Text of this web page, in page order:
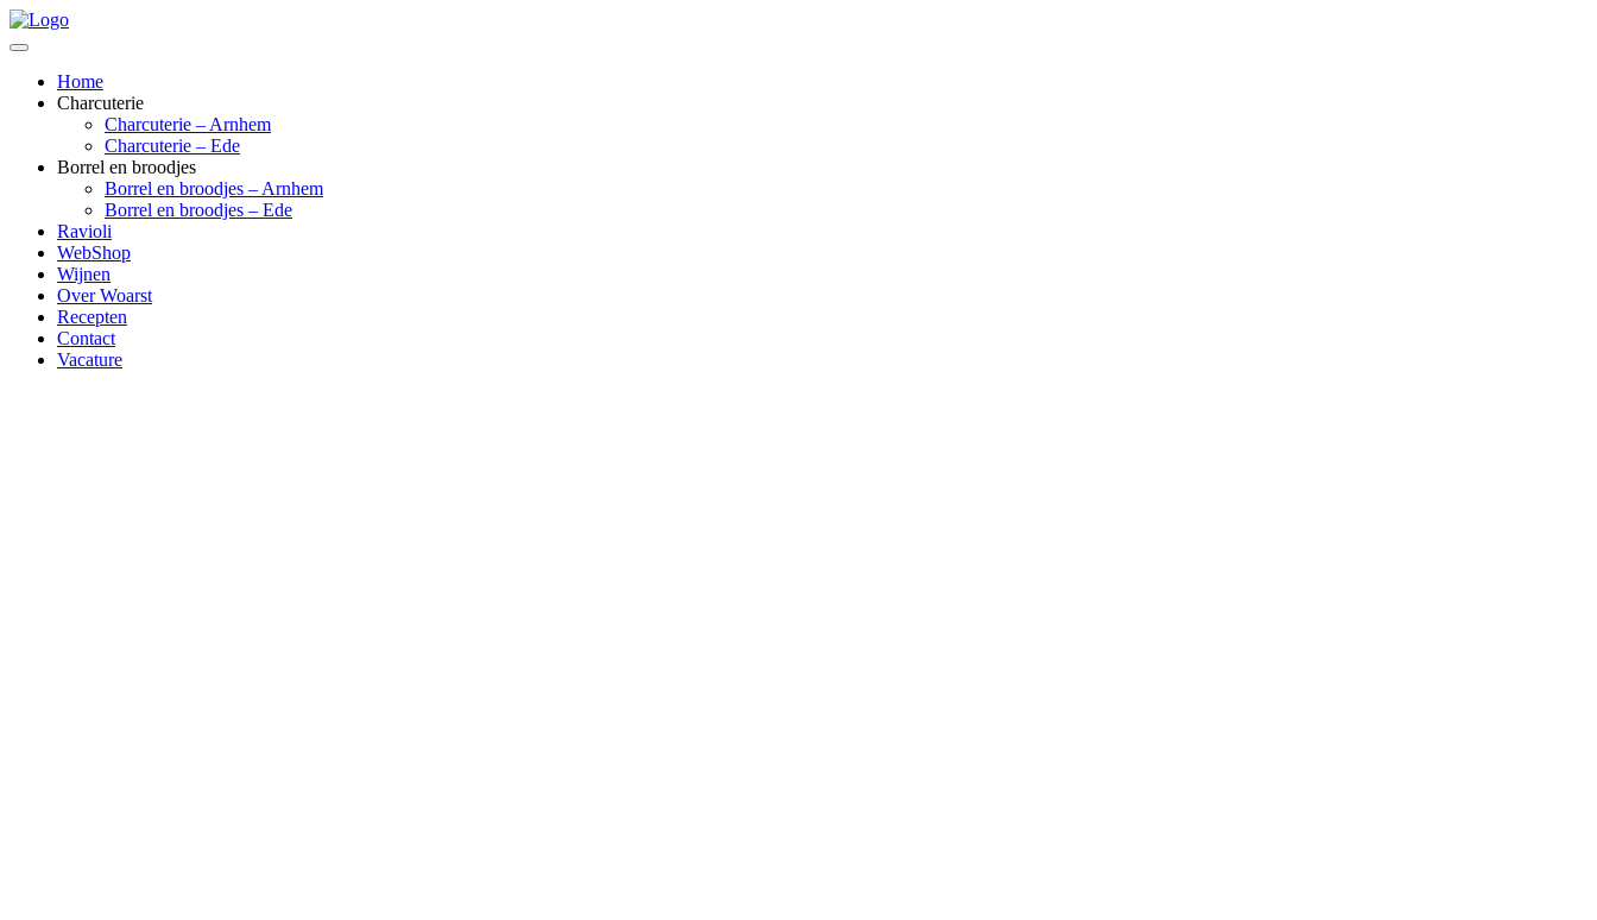
Home
Charcuterie
Charcuterie – Arnhem
Charcuterie – Ede
Borrel en broodjes
Borrel en broodjes – Arnhem
Borrel en broodjes – Ede
Ravioli
WebShop
Wijnen
Over Woarst
Recepten
Contact
Vacature